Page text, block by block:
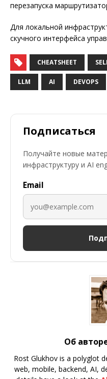
перезапуска
Для локальной
скучного интерфейса
CHEATSHEET
LLM AI DEVOPS
Подписаться
Получайте новые
инфраструктуру и AI
Email
Об
Rost Glukhov is a polyglot
web, mobile, backend, AI,